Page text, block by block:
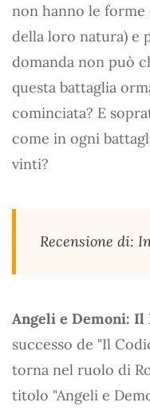
non hanno le
della loro natura) e
domanda non può
questa battaglia
cominciata? E
come in ogni
vinti?
Recensione di:
Angeli e Demoni: Il
successo de "Il
torna nel ruolo di
titolo "Angeli e